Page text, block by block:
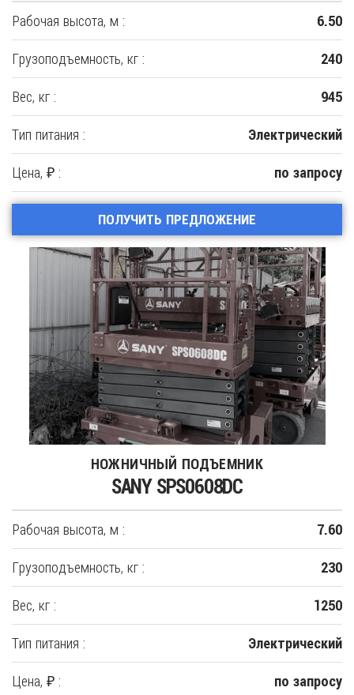
Рабочая высота, м : 6.50
Грузоподъемность, кг : 240
Вес, кг : 945
Тип питания : Электрический
Цена, ₽ : по запросу
ПОЛУЧИТЬ ПРЕДЛОЖЕНИЕ
НОЖНИЧНЫЙ ПОДЪЕМНИК
SANY SPS0608DC
Рабочая высота, м : 7.60
Грузоподъемность, кг : 230
Вес, кг : 1250
Тип питания : Электрический
Цена, ₽ : по запросу